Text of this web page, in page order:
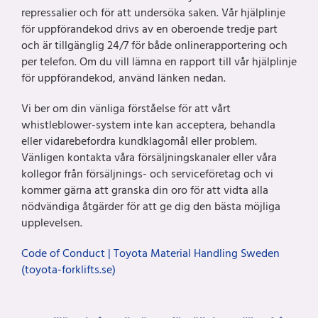
repressalier och för att undersöka saken. Vår hjälplinje
för uppförandekod drivs av en oberoende tredje part
och är tillgänglig 24/7 för både onlinerapportering och
per telefon. Om du vill lämna en rapport till vår hjälplinje
för uppförandekod, använd länken nedan.
Vi ber om din vänliga förståelse för att vårt
whistleblower-system inte kan acceptera, behandla
eller vidarebefordra kundklagomål eller problem.
Vänligen kontakta våra försäljningskanaler eller våra
kollegor från försäljnings- och serviceföretag och vi
kommer gärna att granska din oro för att vidta alla
nödvändiga åtgärder för att ge dig den bästa möjliga
upplevelsen.
Code of Conduct | Toyota Material Handling Sweden
(toyota-forklifts.se)